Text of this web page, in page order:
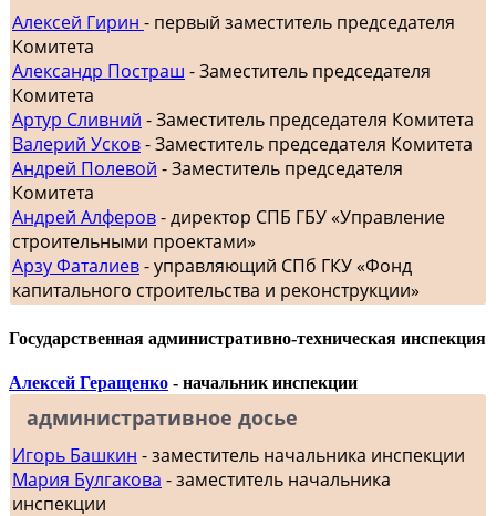
Алексей Гирин - первый заместитель председателя
Комитета
Александр Постраш - Заместитель председателя
Комитета
Артур Сливний - Заместитель председателя Комитета
Валерий Усков- Заместитель председателя Комитета
Андрей Полевой - Заместитель председателя
Комитета
Андрей Алферов- директор СПБ ГБУ «Управление
строительными проектами»
Арзу Фаталиев- управляющий СПб ГКУ «Фонд
капитального строительства и реконструкции»
Государственная административно-техническая инспекция
Алексей Геращенко - начальник инспекции
административное досье
Игорь Башкин - заместитель начальника инспекции
Мария Булгакова - заместитель начальника
инспекции